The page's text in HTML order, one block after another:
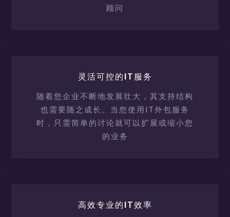
顾问
灵活可控的IT服务
随着您企业不断地发展壮大，其支持结构
也需要随之成长。当您使用IT外包服务
时，只需简单的讨论就可以扩展或缩小您
的业务
高效专业的IT效率